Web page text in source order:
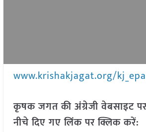
www.krishakjagat.org/
कृषक जगत की अंग्रेजी वेबसाइट
नीचे दिए गए लिंक पर क्लिक करें: